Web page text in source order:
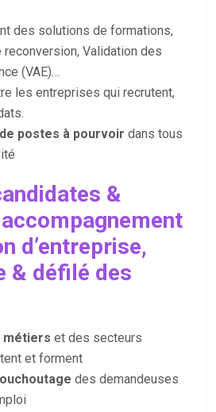
des solutions de formations,
reconversion, Validation des
(VAE)…
les entreprises qui recrutent,
postes à pourvoir dans tous
&
d’entreprise,
& défilé des
métiers et des secteurs
et forment
des demandeuses